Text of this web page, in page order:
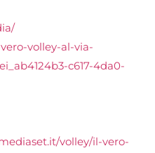
vero-volley-al-via-
c617-4da0-
volley/il-vero-